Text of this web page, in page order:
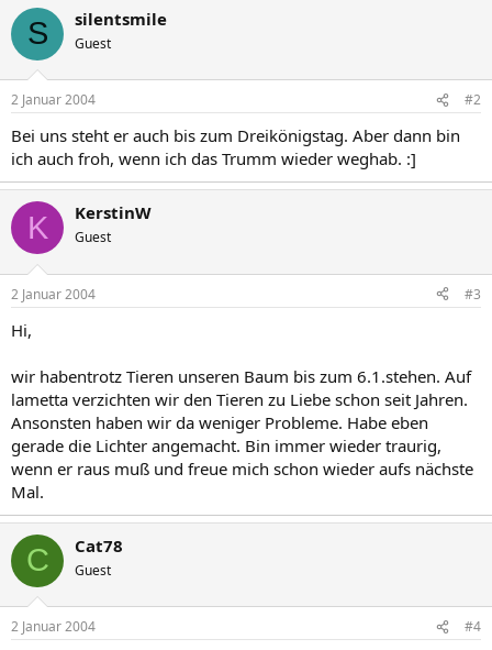
S silentsmile
Guest
2 Januar 2004 #2
Bei uns steht er auch bis zum Dreikönigstag. Aber dann bin
ich auch froh, wenn ich das Trumm wieder weghab. :]
K KerstinW
Guest
2 Januar 2004 #3
Hi,
wir habentrotz Tieren unseren Baum bis zum 6.1.stehen. Auf
lametta verzichten wir den Tieren zu Liebe schon seit Jahren.
Ansonsten haben wir da weniger Probleme. Habe eben
gerade die Lichter angemacht. Bin immer wieder traurig,
wenn er raus muß und freue mich schon wieder aufs nächste
Mal.
C Cat78
Guest
2 Januar 2004 #4